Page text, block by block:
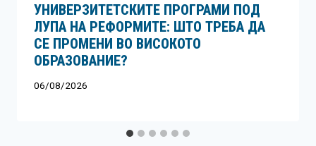
УНИВЕРЗИТЕТСКИТЕ ПРОГРАМИ ПОД
ЛУПА НА РЕФОРМИТЕ: ШТО ТРЕБА ДА
СЕ ПРОМЕНИ ВО ВИСОКОТО
ОБРАЗОВАНИЕ?
06/08/2026